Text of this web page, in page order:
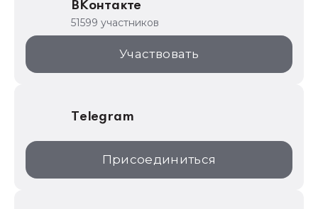
1С:Торговая площадка
ВКонтакте
51599 участников
Участвовать
Telegram
Присоединиться